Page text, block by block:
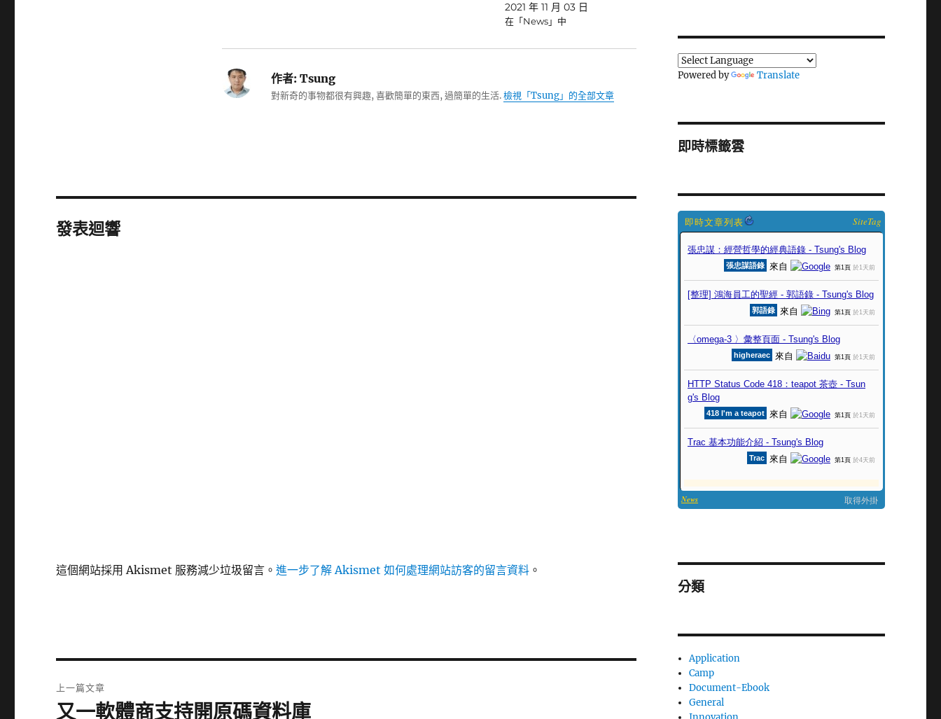
2021 年 11 月 03 日
在「News」中
作者:Tsung
對新奇的事物都很有興趣, 喜歡簡單的東西, 過簡單的生活.檢視「Tsung」的全部文章
發表迴響
這個網站採用 Akismet 服務減少垃圾留言。進一步了解 Akismet 如何處理網站訪客的留言資料 。
章
上一篇文章
上
又一軟體商支持開原碼資料庫
Powered by Translate
即時標籤雲
SiteTag
分類
Application
Camp
Document-Ebook
General